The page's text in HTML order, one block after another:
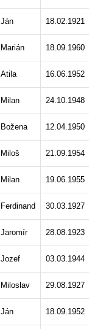
Ján 18.02.1921
Marián 18.09.1960
Atila 16.06.1952
Milan 24.10.1948
Božena 12.04.1950
Miloš 21.09.1954
Milan 19.06.1955
Ferdinand 30.03.1927
Jaromír 28.08.1923
Jozef 03.03.1944
Miloslav 29.08.1927
Ján 18.09.1952